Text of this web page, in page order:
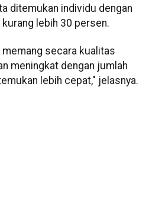
ditemukan individu dengan
lebih 30 persen.
memang secara kualitas
meningkat dengan jumlah
lebih cepat," jelasnya.